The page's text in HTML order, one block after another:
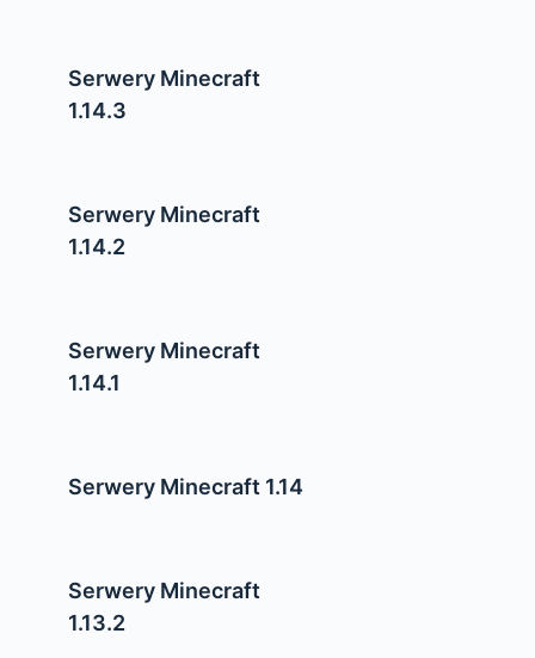
Serwery Minecraft
1.14.3
Serwery Minecraft
1.14.2
Serwery Minecraft
1.14.1
Serwery Minecraft 1.14
Serwery Minecraft
1.13.2